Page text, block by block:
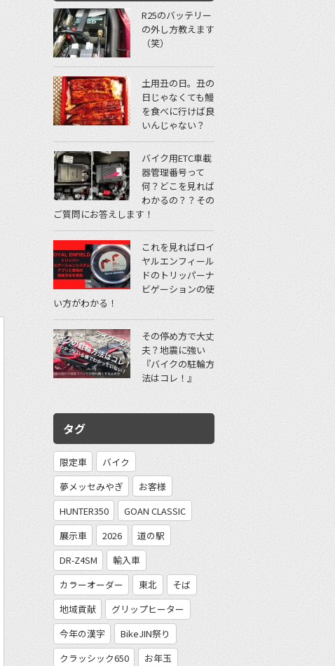
R25のバッテリー
の外し方教えます
（笑）
土用丑の日。丑の
日じゃなくても鰻
を食べに行けば良
いんじゃない？
バイク用ETC車載
器管理番号って
何？どこを見れば
わかるの？？その
ご質問にお答えします！
これを見ればロイ
ヤルエンフィール
ドのトリッパーナ
ビゲーションの使
い方がわかる！
その停め方で大丈
夫？地震に強い
『バイクの駐輪方
法はコレ！』
タグ
限定車
バイク
夢メッセみやぎ
お客様
HUNTER350
GOAN CLASSIC
展示車
2026
道の駅
DR-Z4SM
輸入車
カラーオーダー
東北
そば
地域貢献
グリップヒーター
今年の漢字
BikeJIN祭り
クラッシック650
お年玉